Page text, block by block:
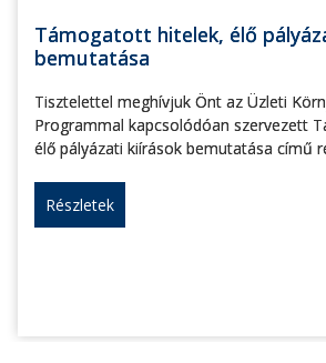
Támogatott hitelek, élő
bemutatása
Tisztelettel meghívjuk Önt az Üzleti
Programmal kapcsolódóan szervezett
élő pályázati kiírások bemutatása című
Részletek